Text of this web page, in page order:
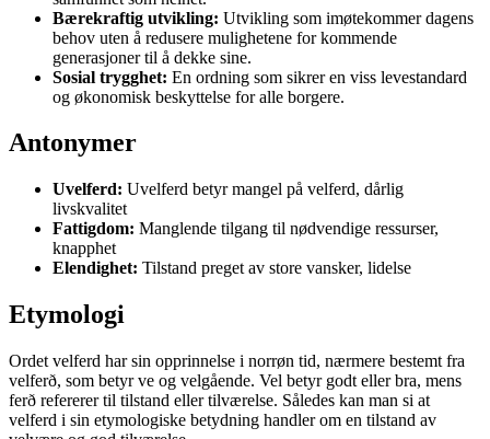
Bærekraftig utvikling: Utvikling som imøtekommer dagens
behov uten å redusere mulighetene for kommende
generasjoner til å dekke sine.
Sosial trygghet: En ordning som sikrer en viss levestandard
og økonomisk beskyttelse for alle borgere.
Antonymer
Uvelferd: Uvelferd betyr mangel på velferd, dårlig
livskvalitet​
Fattigdom: Manglende tilgang til nødvendige ressurser,
knapphet​
Elendighet: Tilstand preget av store vansker, lidelse​
Etymologi
Ordet velferd har sin opprinnelse i norrøn tid, nærmere bestemt fra
velferð, som betyr ve og velgående. Vel betyr godt eller bra, mens
ferð refererer til tilstand eller tilværelse. Således kan man si at
velferd i sin etymologiske betydning handler om en tilstand av